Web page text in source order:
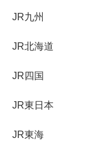
JR九州
JR北海道
JR四国
JR東日本
JR東海